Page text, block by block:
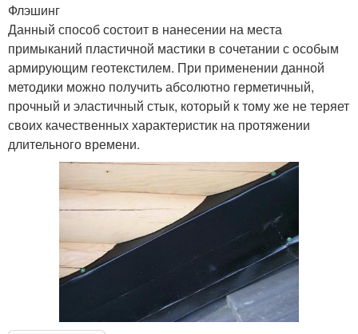
Флэшинг
Данный способ состоит в нанесении на места
примыканий пластичной мастики в сочетании с особым
армирующим геотекстилем. При применении данной
методики можно получить абсолютно герметичный,
прочный и эластичный стык, который к тому же не теряет
своих качественных характеристик на протяжении
длительного времени.